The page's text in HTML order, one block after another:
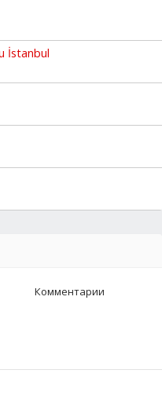
İstanbul
Комментарии